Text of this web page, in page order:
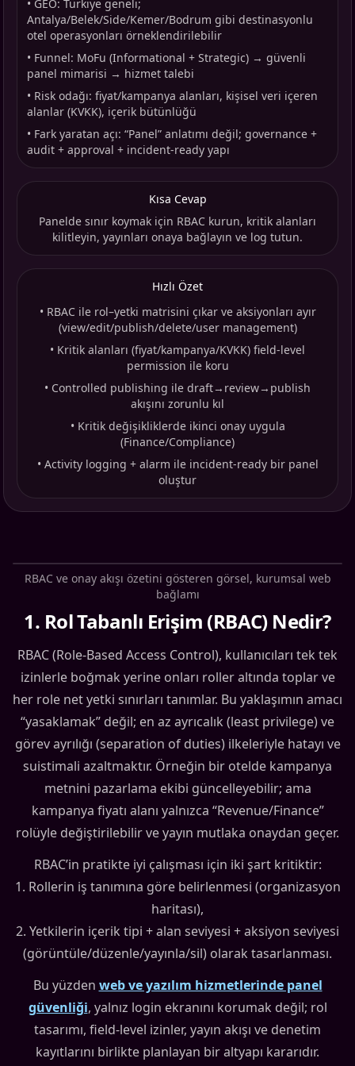
• GEO: Türkiye geneli;
Antalya/Belek/Side/Kemer/Bodrum gibi destinasyonlu
otel operasyonları örneklendirilebilir
• Funnel: MoFu (Informational + Strategic) → güvenli
panel mimarisi → hizmet talebi
• Risk odağı: fiyat/kampanya alanları, kişisel veri içeren
alanlar (KVKK), içerik bütünlüğü
• Fark yaratan açı: “Panel” anlatımı değil; governance +
audit + approval + incident-ready yapı
Kısa Cevap
Panelde sınır koymak için RBAC kurun, kritik alanları
kilitleyin, yayınları onaya bağlayın ve log tutun.
Hızlı Özet
• RBAC ile rol–yetki matrisini çıkar ve aksiyonları ayır
(view/edit/publish/delete/user management)
• Kritik alanları (fiyat/kampanya/KVKK) field-level
permission ile koru
• Controlled publishing ile draft→review→publish
akışını zorunlu kıl
• Kritik değişikliklerde ikinci onay uygula
(Finance/Compliance)
• Activity logging + alarm ile incident-ready bir panel
oluştur
RBAC ve onay akışı özetini gösteren görsel, kurumsal web
bağlamı
1. Rol Tabanlı Erişim (RBAC) Nedir?
RBAC (Role-Based Access Control), kullanıcıları tek tek
izinlerle boğmak yerine onları roller altında toplar ve
her role net yetki sınırları tanımlar. Bu yaklaşımın amacı
“yasaklamak” değil; en az ayrıcalık (least privilege) ve
görev ayrılığı (separation of duties) ilkeleriyle hatayı ve
suistimali azaltmaktır. Örneğin bir otelde kampanya
metnini pazarlama ekibi güncelleyebilir; ama
kampanya fiyatı alanı yalnızca “Revenue/Finance”
rolüyle değiştirilebilir ve yayın mutlaka onaydan geçer.
RBAC’in pratikte iyi çalışması için iki şart kritiktir:
1. Rollerin iş tanımına göre belirlenmesi (organizasyon
haritası),
2. Yetkilerin içerik tipi + alan seviyesi + aksiyon seviyesi
(görüntüle/düzenle/yayınla/sil) olarak tasarlanması.
Bu yüzden web ve yazılım hizmetlerinde panel
güvenliği, yalnız login ekranını korumak değil; rol
tasarımı, field-level izinler, yayın akışı ve denetim
kayıtlarını birlikte planlayan bir altyapı kararıdır.